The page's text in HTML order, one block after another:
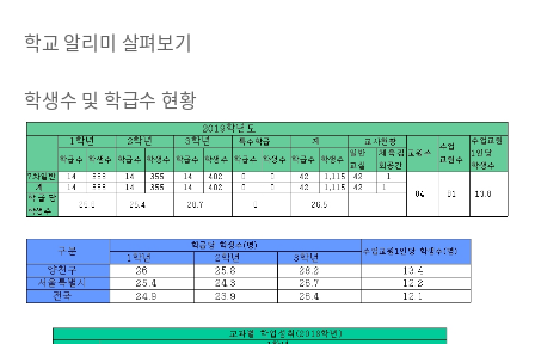
학교 알리미 살펴보기
학생수 및 학급수 현황